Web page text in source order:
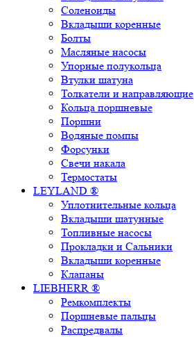
Соленоиды
Вкладыши коренные
Болты
Масляные насосы
Упорные полукольца
Втулки шатуна
Толкатели и направляющие
Кольца поршневые
Поршни
Водяные помпы
Форсунки
Свечи накала
Термостаты
LEYLAND ®
Уплотнительные кольца
Вкладыши шатунные
Топливные насосы
Прокладки и Сальники
Вкладыши коренные
Клапаны
LIEBHERR ®
Ремкомплекты
Поршневые пальцы
Распредвалы